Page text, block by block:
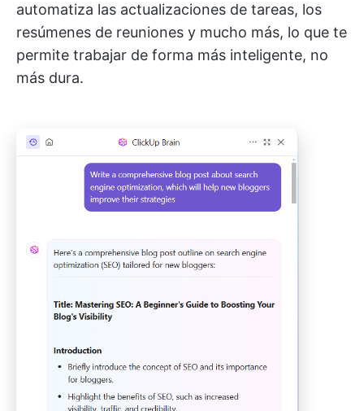
automatiza las actualizaciones de tareas, los
resúmenes de reuniones y mucho más, lo que te
permite trabajar de forma más inteligente, no
más dura.